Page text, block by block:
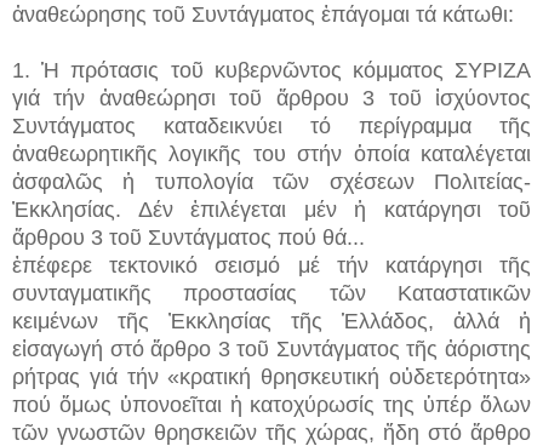
ἀναθεώρησης τοῦ Συντάγματος ἐπάγομαι τά κάτωθι:
1. Ἡ πρότασις τοῦ κυβερνῶντος κόμματος ΣΥΡΙΖΑ
γιά τήν ἀναθεώρησι τοῦ ἄρθρου 3 τοῦ ἰσχύοντος
Συντάγματος καταδεικνύει τό περίγραμμα τῆς
ἀναθεωρητικῆς λογικῆς του στήν ὁποία καταλέγεται
ἀσφαλῶς ἡ τυπολογία τῶν σχέσεων Πολιτείας-
Ἐκκλησίας. Δέν ἐπιλέγεται μέν ἡ κατάργησι τοῦ
ἄρθρου 3 τοῦ Συντάγματος πού θά...
ἐπέφερε τεκτονικό σεισμό μέ τήν κατάργησι τῆς
συνταγματικῆς προστασίας τῶν Καταστατικῶν
κειμένων τῆς Ἐκκλησίας τῆς Ἑλλάδος, ἀλλά ἡ
εἰσαγωγή στό ἄρθρο 3 τοῦ Συντάγματος τῆς ἀόριστης
ρήτρας γιά τήν «κρατική θρησκευτική οὐδετερότητα»
πού ὅμως ὑπονοεῖται ἡ κατοχύρωσίς της ὑπέρ ὅλων
τῶν γνωστῶν θρησκειῶν τῆς χώρας, ἤδη στό ἄρθρο